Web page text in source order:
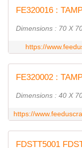
Dimensions : 70 X
https://
Dimensions : 40 X